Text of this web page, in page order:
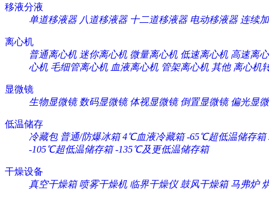
移液分液
单道移液器 八道移液器 十二道移液器 电动移液器 连续
离心机
普通离心机 迷你离心机 微量离心机 低速离心机 高速离
心机 毛细管离心机 血液离心机 管架离心机 其他 离心机
显微镜
生物显微镜 数码显微镜 体视显微镜 倒置显微镜 偏光显
低温储存
冷藏包 普通/防爆冰箱 4℃血液冷藏箱 -65℃超低温储存箱
-105℃超低温储存箱 -135℃及更低温储存箱
干燥设备
真空干燥箱 喷雾干燥机 临界干燥仪 鼓风干燥箱 马弗炉